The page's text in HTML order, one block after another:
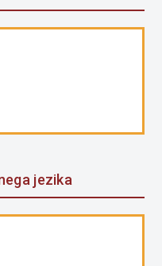
jezika